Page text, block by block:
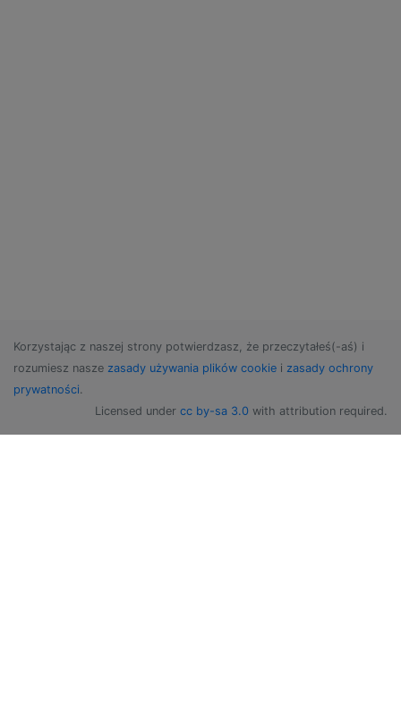
Korzystając z naszej strony potwierdzasz, że przeczytałeś(-aś) i
rozumiesz nasze zasady używania plików cookie i zasady ochrony
prywatności.
Licensed under cc by-sa 3.0 with attribution required.